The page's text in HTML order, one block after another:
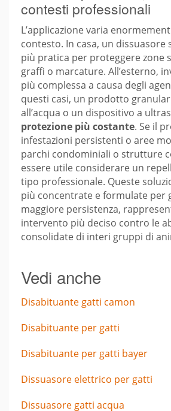
contesti professionali
L’applicazione varia
contesto. In casa, un dissuasore
più pratica per proteggere zone
graffi o marcature. All’esterno,
più complessa a causa degli
questi casi, un prodotto
all’acqua o un dispositivo a
protezione più costante. Se il
infestazioni persistenti o aree
parchi condominiali o strutture
essere utile considerare un
tipo professionale. Queste
più concentrate e formulate per
maggiore persistenza,
intervento più deciso contro le
consolidate di interi gruppi di
Vedi anche
Disabituante gatti camon
Disabituante per gatti
Disabituante per gatti bayer
Dissuasore elettrico per gatti
Dissuasore gatti acqua